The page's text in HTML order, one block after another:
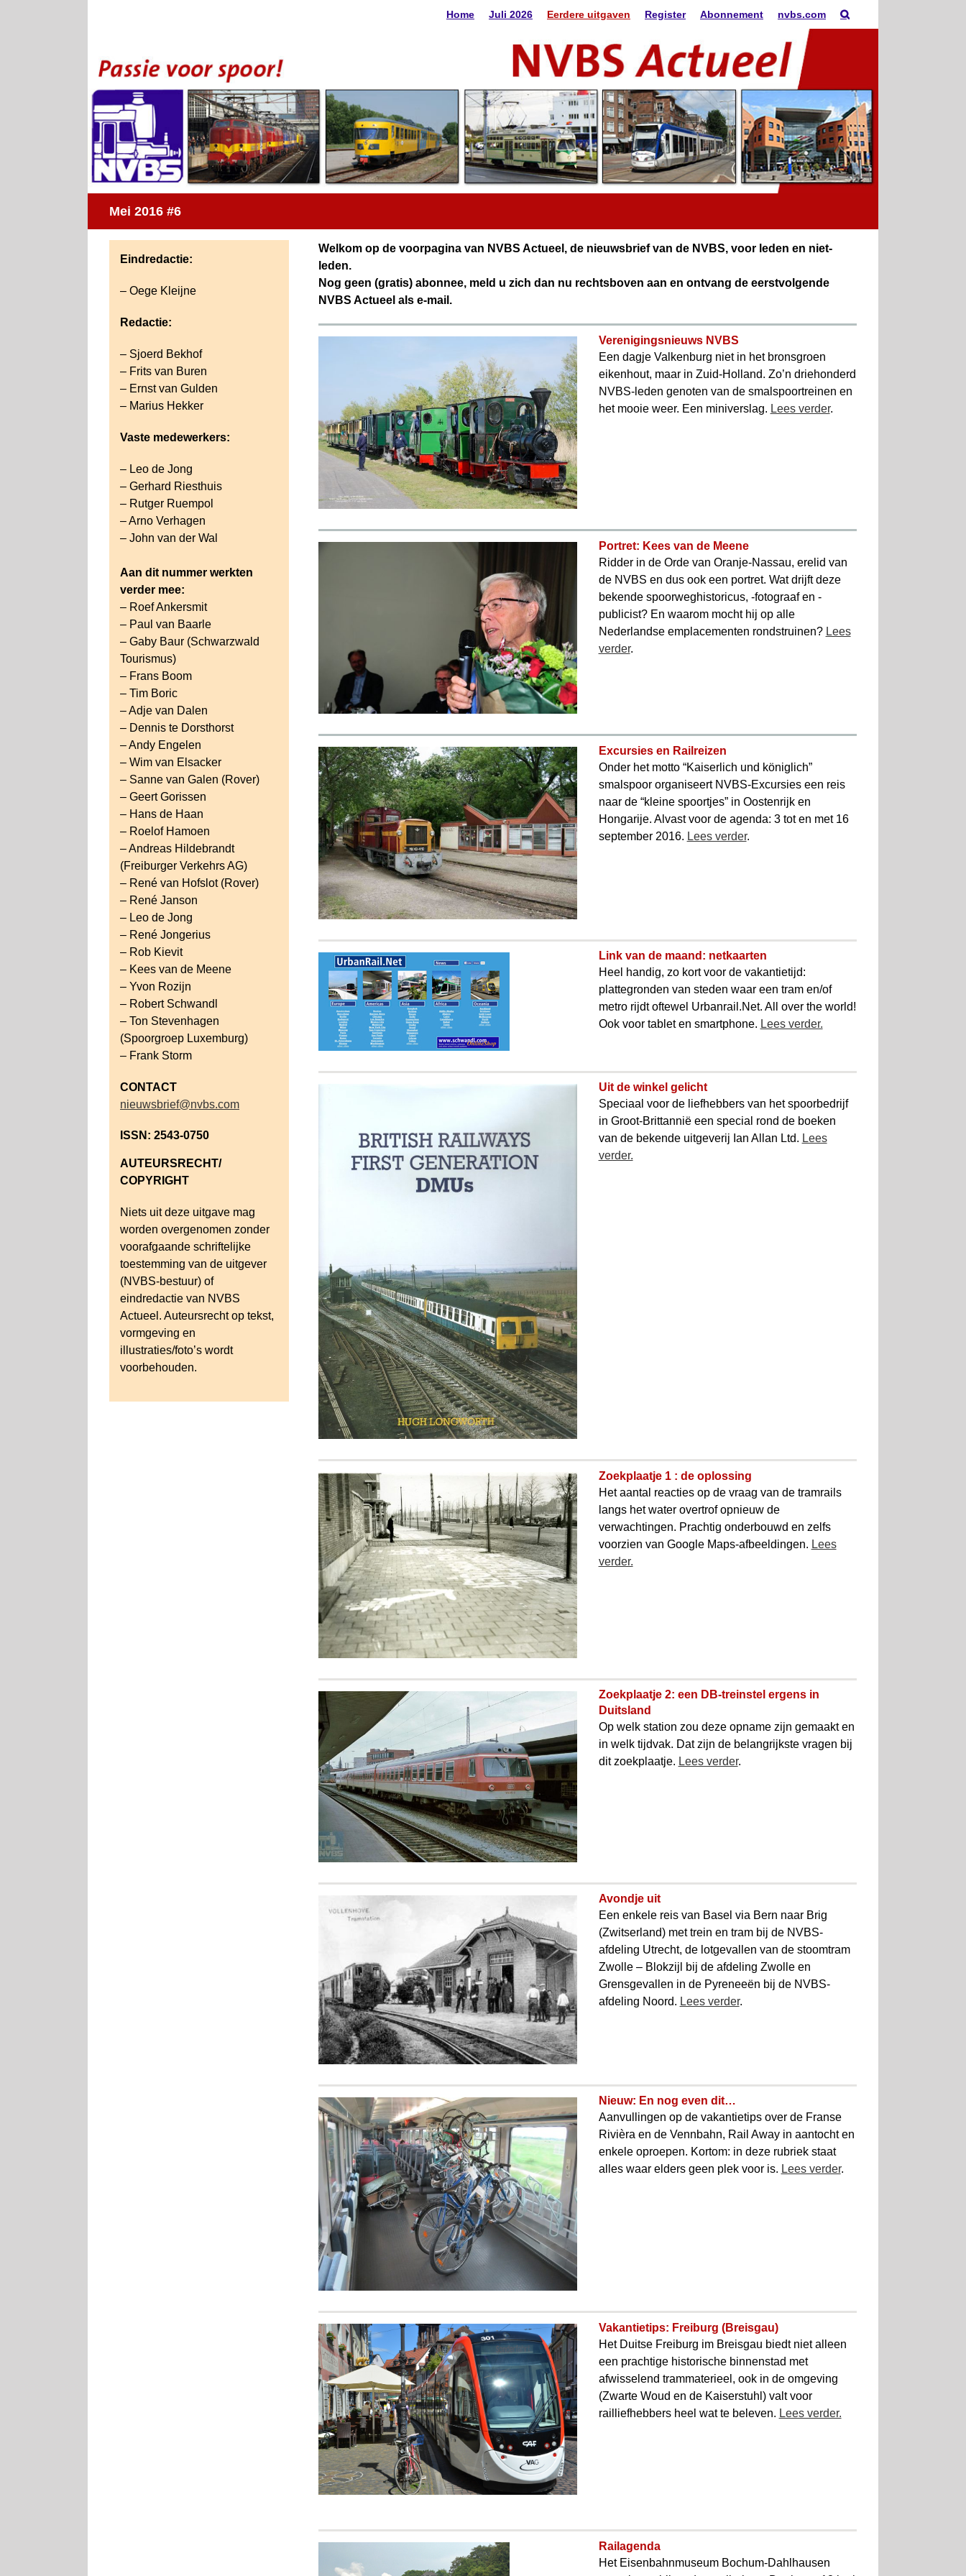
Home Juli 2026 Eerdere uitgaven Register Abonnement nvbs.com
Mei 2016 #6
Eindredactie:
– Oege Kleijne
Redactie:
– Sjoerd Bekhof
– Frits van Buren
– Ernst van Gulden
– Marius Hekker
Vaste medewerkers:
– Leo de Jong
– Gerhard Riesthuis
– Rutger Ruempol
– Arno Verhagen
– John van der Wal
Aan dit nummer werkten
verder mee:
– Roef Ankersmit
– Paul van Baarle
– Gaby Baur (Schwarzwald
Tourismus)
– Frans Boom
– Tim Boric
– Adje van Dalen
– Dennis te Dorsthorst
– Andy Engelen
– Wim van Elsacker
– Sanne van Galen (Rover)
– Geert Gorissen
– Hans de Haan
– Roelof Hamoen
– Andreas Hildebrandt
(Freiburger Verkehrs AG)
– René van Hofslot (Rover)
– René Janson
– Leo de Jong
– René Jongerius
– Rob Kievit
– Kees van de Meene
– Yvon Rozijn
– Robert Schwandl
– Ton Stevenhagen
(Spoorgroep Luxemburg)
– Frank Storm
CONTACT
nieuwsbrief@nvbs.com
ISSN: 2543-0750
AUTEURSRECHT/
COPYRIGHT
Niets uit deze uitgave mag
worden overgenomen zonder
voorafgaande schriftelijke
toestemming van de uitgever
(NVBS-bestuur) of
eindredactie van NVBS
Actueel. Auteursrecht op tekst,
vormgeving en
illustraties/foto’s wordt
voorbehouden.
Welkom op de voorpagina van NVBS Actueel, de nieuwsbrief van de NVBS, voor leden en niet-
leden.
Nog geen (gratis) abonnee, meld u zich dan nu rechtsboven aan en ontvang de eerstvolgende
NVBS Actueel als e-mail.
Verenigingsnieuws NVBS
Een dagje Valkenburg niet in het bronsgroen
eikenhout, maar in Zuid-Holland. Zo’n driehonderd
NVBS-leden genoten van de smalspoortreinen en
het mooie weer. Een miniverslag. Lees verder.
Portret: Kees van de Meene
Ridder in de Orde van Oranje-Nassau, erelid van
de NVBS en dus ook een portret. Wat drijft deze
bekende spoorweghistoricus, -fotograaf en -
publicist? En waarom mocht hij op alle
Nederlandse emplacementen rondstruinen? Lees
verder.
Excursies en Railreizen
Onder het motto “Kaiserlich und königlich”
smalspoor organiseert NVBS-Excursies een reis
naar de “kleine spoortjes” in Oostenrijk en
Hongarije. Alvast voor de agenda: 3 tot en met 16
september 2016. Lees verder.
Link van de maand: netkaarten
Heel handig, zo kort voor de vakantietijd:
plattegronden van steden waar een tram en/of
metro rijdt oftewel Urbanrail.Net. All over the world!
Ook voor tablet en smartphone. Lees verder.
Uit de winkel gelicht
Speciaal voor de liefhebbers van het spoorbedrijf
in Groot-Brittannië een special rond de boeken
van de bekende uitgeverij Ian Allan Ltd. Lees
verder.
Zoekplaatje 1 : de oplossing
Het aantal reacties op de vraag van de tramrails
langs het water overtrof opnieuw de
verwachtingen. Prachtig onderbouwd en zelfs
voorzien van Google Maps-afbeeldingen. Lees
verder.
Zoekplaatje 2: een DB-treinstel ergens in
Duitsland
Op welk station zou deze opname zijn gemaakt en
in welk tijdvak. Dat zijn de belangrijkste vragen bij
dit zoekplaatje. Lees verder.
Avondje uit
Een enkele reis van Basel via Bern naar Brig
(Zwitserland) met trein en tram bij de NVBS-
afdeling Utrecht, de lotgevallen van de stoomtram
Zwolle – Blokzijl bij de afdeling Zwolle en
Grensgevallen in de Pyreneeën bij de NVBS-
afdeling Noord. Lees verder.
Nieuw: En nog even dit…
Aanvullingen op de vakantietips over de Franse
Rivièra en de Vennbahn, Rail Away in aantocht en
enkele oproepen. Kortom: in deze rubriek staat
alles waar elders geen plek voor is. Lees verder.
Vakantietips: Freiburg (Breisgau)
Het Duitse Freiburg im Breisgau biedt niet alleen
een prachtige historische binnenstad met
afwisselend trammaterieel, ook in de omgeving
(Zwarte Woud en de Kaiserstuhl) valt voor
railliefhebbers heel wat te beleven. Lees verder.
Railagenda
Het Eisenbahnmuseum Bochum-Dahlhausen